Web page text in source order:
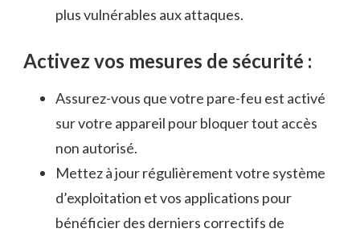
plus vulnérables aux attaques.
Activez vos mesures de​ sécurité ⁢:
Assurez-vous que​ votre pare-feu est‌ activé
sur votre appareil pour bloquer tout accès
non autorisé.
Mettez à jour ‍régulièrement votre système
d’exploitation ⁣et vos ⁤applications ⁣pour ​
bénéficier‍ des derniers correctifs de